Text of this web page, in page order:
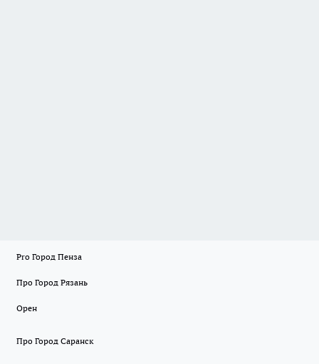
Pro Город Пенза
Про Город Рязань
Орен
Про Город Саранск